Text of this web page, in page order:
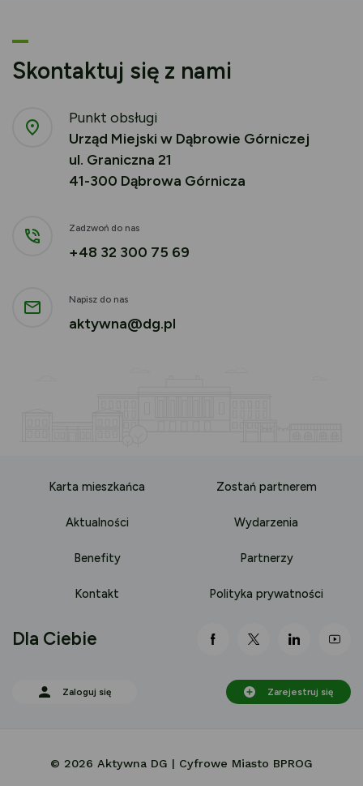
Skontaktuj się z nami
Punkt obsługi
Urząd Miejski w Dąbrowie Górniczej
ul. Graniczna 21
41-300 Dąbrowa Górnicza
Zadzwoń do nas
+48 32 300 75 69
Napisz do nas
aktywna@dg.pl
Karta mieszkańca Zostań partnerem
Aktualności Wydarzenia
Benefity Partnerzy
Kontakt Polityka prywatności
link otwiera się nowej
link otwiera się
link
Dla Ciebie
Zaloguj się Zarejestruj się
© 2026 Aktywna DG | Cyfrowe Miasto BPROG